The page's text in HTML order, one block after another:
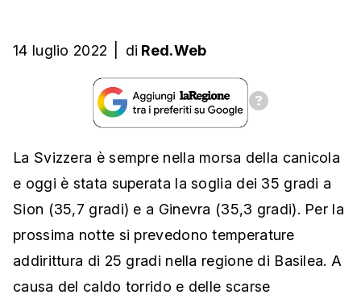
14 luglio 2022 di Red.Web
La Svizzera è sempre nella morsa della canicola
e oggi è stata superata la soglia dei 35 gradi a
Sion (35,7 gradi) e a Ginevra (35,3 gradi). Per la
prossima notte si prevedono temperature
addirittura di 25 gradi nella regione di Basilea. A
causa del caldo torrido e delle scarse